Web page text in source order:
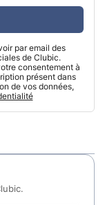
par email des
de Clubic.
consentement à
présent dans
de vos données,